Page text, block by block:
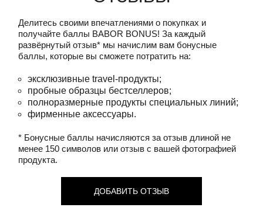
Делитесь своими впечатлениями о покупках и
получайте баллы BABOR BONUS! За каждый
развёрнутый отзыв* мы начислим вам бонусные
баллы, которые вы сможете потратить на:
эксклюзивные travel-продукты;
пробные образцы бестселлеров;
полноразмерные продукты специальных линий;
фирменные аксессуары.
* Бонусные баллы начисляются за отзыв длиной не
менее 150 символов или отзыв с вашей фотографией
продукта.
ДОБАВИТЬ ОТЗЫВ